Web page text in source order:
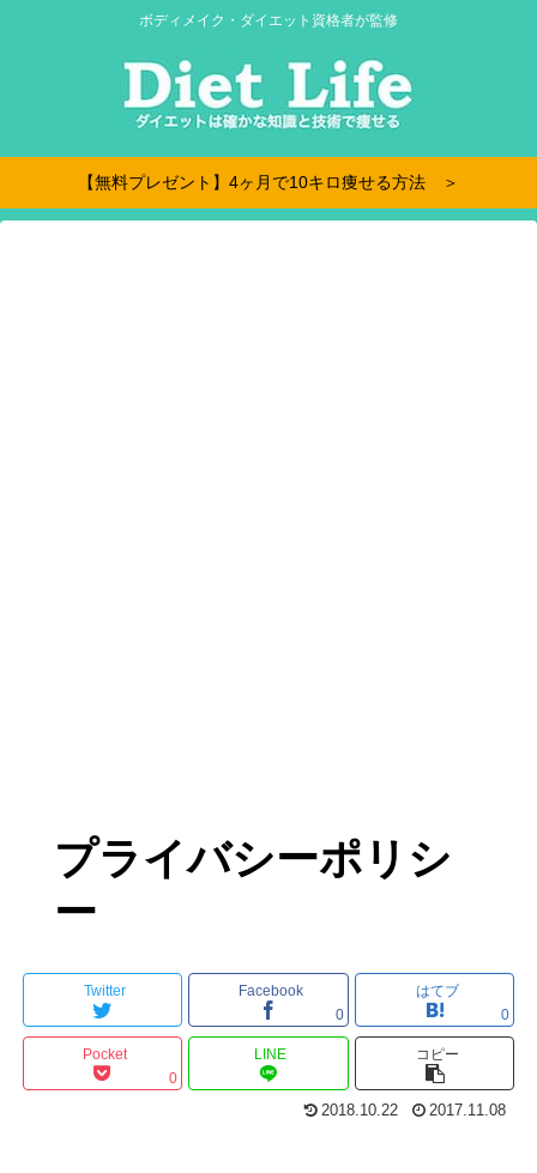
ボディメイク・ダイエット資格者が監修
【無料プレゼント】4ヶ月で10キロ痩せる方法 ＞
プライバシーポリシ
ー
Twitter
Facebook
0
はてブ
0
Pocket
0
LINE コピー
2018.10.22 2017.11.08